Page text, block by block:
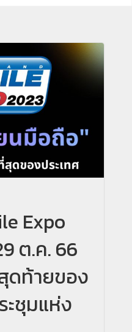
Expo
ต.ค. 66
ดท้ายของ
ชุมแห่ง